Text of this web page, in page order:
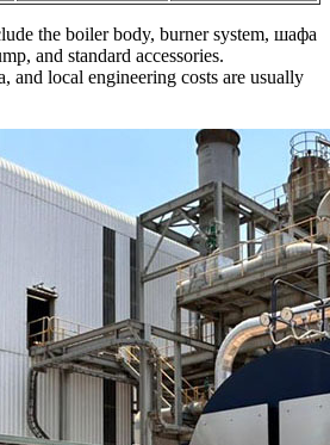
the boiler body, burner system, шафа
, and standard accessories.
and local engineering costs are usually